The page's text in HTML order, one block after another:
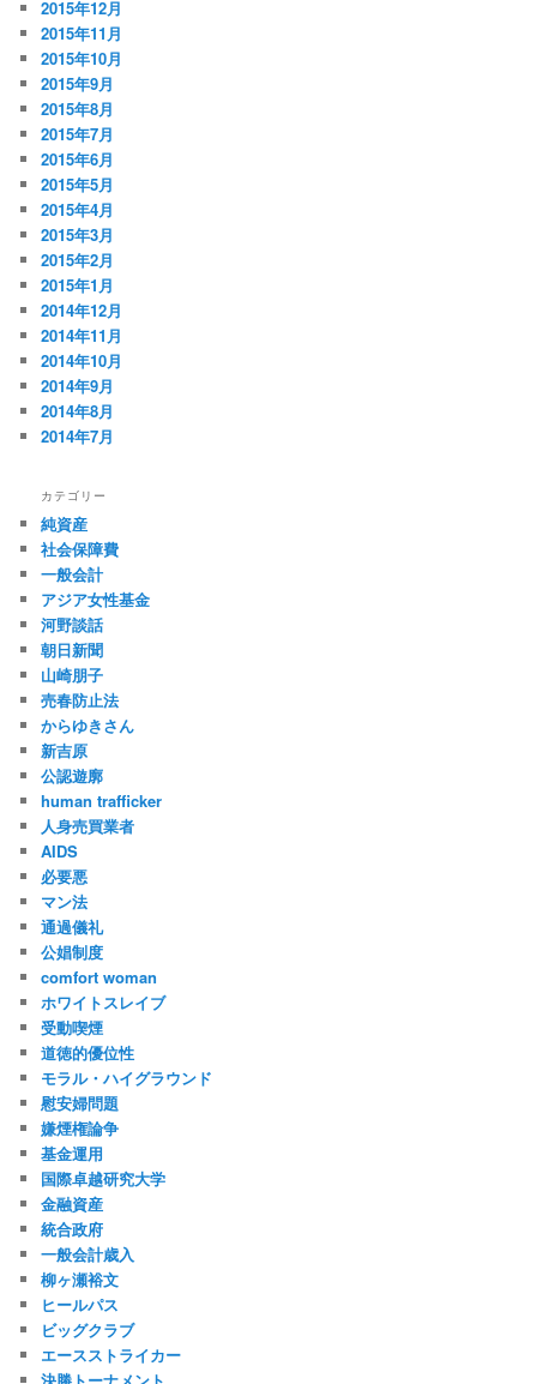
2015年12月
2015年11月
2015年10月
2015年9月
2015年8月
2015年7月
2015年6月
2015年5月
2015年4月
2015年3月
2015年2月
2015年1月
2014年12月
2014年11月
2014年10月
2014年9月
2014年8月
2014年7月
カテゴリー
純資産
社会保障費
一般会計
アジア女性基金
河野談話
朝日新聞
山崎朋子
売春防止法
からゆきさん
新吉原
公認遊廓
human trafficker
人身売買業者
AIDS
必要悪
マン法
通過儀礼
公娼制度
comfort woman
ホワイトスレイブ
受動喫煙
道徳的優位性
モラル・ハイグラウンド
慰安婦問題
嫌煙権論争
基金運用
国際卓越研究大学
金融資産
統合政府
一般会計歳入
柳ヶ瀬裕文
ヒールパス
ビッグクラブ
エースストライカー